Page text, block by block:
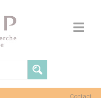
Contact